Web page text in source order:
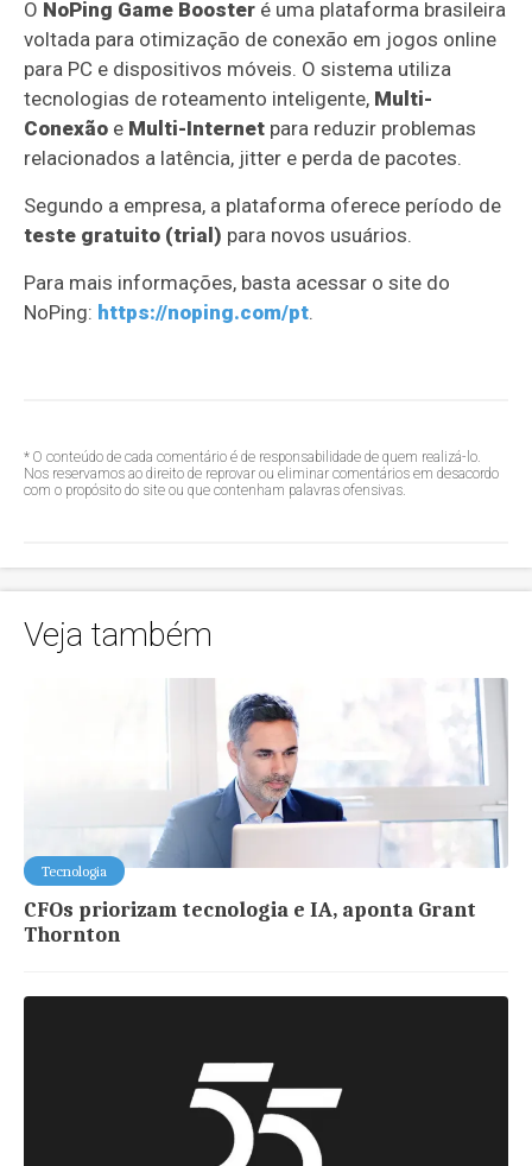
O NoPing Game Booster é uma plataforma brasileira
voltada para otimização de conexão em jogos online
para PC e dispositivos móveis. O sistema utiliza
tecnologias de roteamento inteligente, Multi-
Conexão e Multi-Internet para reduzir problemas
relacionados a latência, jitter e perda de pacotes.
Segundo a empresa, a plataforma oferece período de
teste gratuito (trial) para novos usuários.
Para mais informações, basta acessar o site do
NoPing: https://noping.com/pt.
* O conteúdo de cada comentário é de responsabilidade de quem realizá-lo.
Nos reservamos ao direito de reprovar ou eliminar comentários em desacordo
com o propósito do site ou que contenham palavras ofensivas.
Veja também
Tecnologia
CFOs priorizam tecnologia e IA, aponta Grant
Thornton